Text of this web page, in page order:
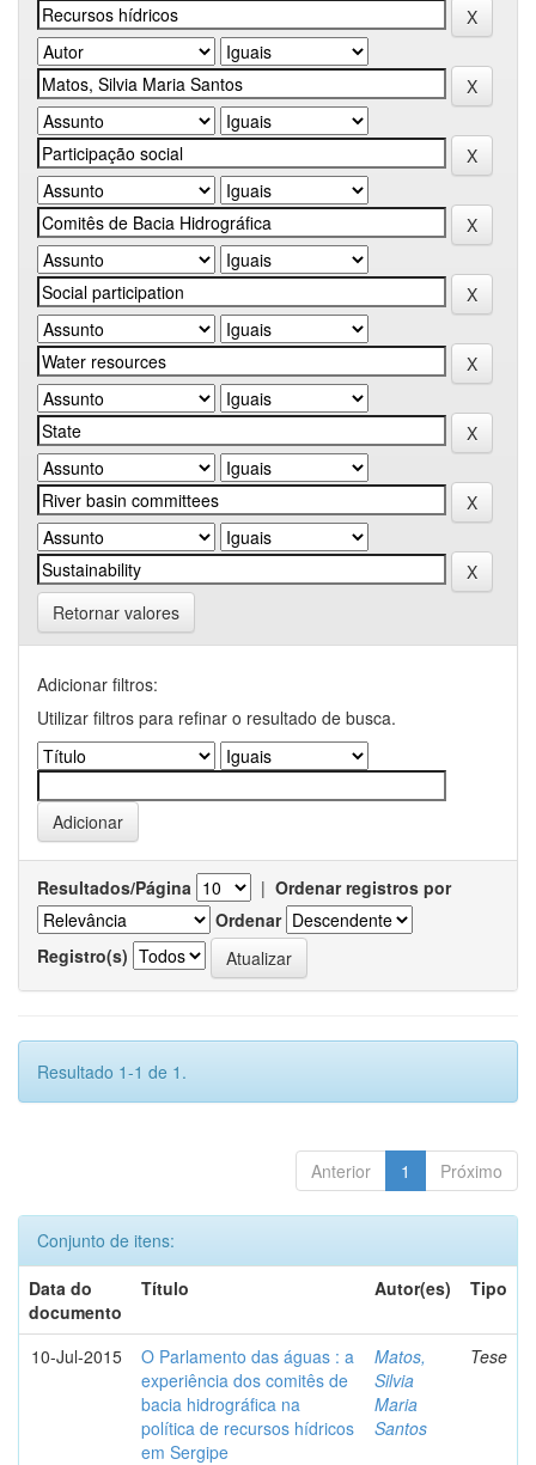
Retornar valores
Adicionar filtros:
Utilizar filtros para refinar o resultado de busca.
Resultados/Página | Ordenar registros por
Ordenar
Registro(s)
Resultado 1-1 de 1.
Anterior 1 Próximo
Conjunto de itens:
Data do
documento
Título Autor(es) Tipo
10-Jul-2015
O Parlamento das águas : a
experiência dos comitês de
bacia hidrográfica na
política de recursos hídricos
em Sergipe
Matos,
Silvia
Maria
Santos
Tese